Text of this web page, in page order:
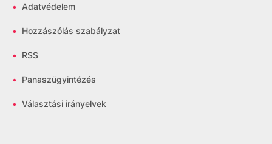
• Adatvédelem
• Hozzászólás szabályzat
• RSS
• Panaszügyintézés
• Választási irányelvek